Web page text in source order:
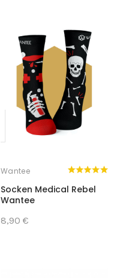
Wantee
Socken Medical Rebel
Wantee
8,90 €